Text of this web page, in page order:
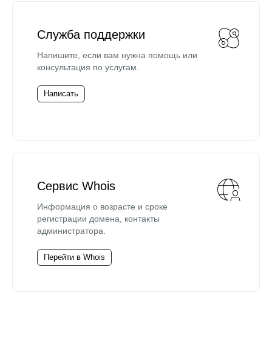
Служба поддержки
Напишите, если вам нужна помощь или
консультация по услугам.
Написать
Сервис Whois
Информация о возрасте и сроке
регистрации домена, контакты
администратора.
Перейти в Whois